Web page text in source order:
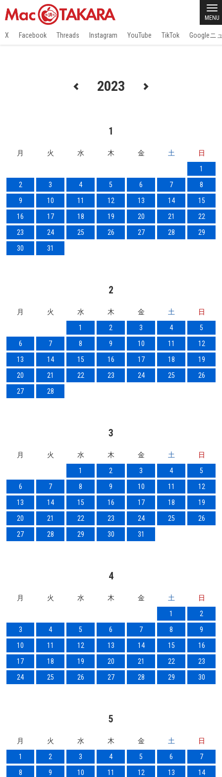
MENU
X Facebook Threads Instagram YouTube TikTok Googleニ
2023
1
月 火 水 木 金 土
日
1
2
3 4 5 6 7
8
9
10 11 12 13 14
15
16
17 18 19 20 21
22
23
24 25 26 27 28
29
30
31
2
月 火 水 木 金 土
日
1
2 3 4
5
6
7 8 9 10 11
12
13
14 15 16 17 18
19
20
21 22 23 24 25
26
27
28
3
月 火 水 木 金 土
日
1
2 3 4
5
6
7 8 9 10 11
12
13
14 15 16 17 18
19
20
21 22 23 24 25
26
27
28 29 30 31
4
月 火 水 木 金 土
日
1
2
3
4 5 6 7 8
9
10
11 12 13 14 15
16
17
18 19 20 21 22
23
24
25 26 27 28 29 30
5
月 火 水 木 金 土
日
1
2 3 4 5 6
7
8
9 10 11 12 13
14